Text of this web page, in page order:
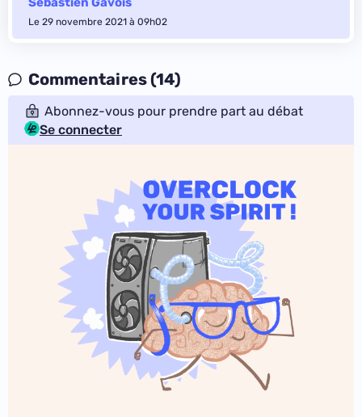
Le 29 novembre 2021 à 09h02
Commentaires (14)
Abonnez-vous pour prendre part au débat
Se connecter